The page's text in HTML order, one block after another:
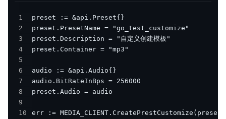
1
2
3
4
5
6
7
8
9
10